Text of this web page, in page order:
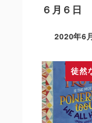
６月６日
2020年6
徒然